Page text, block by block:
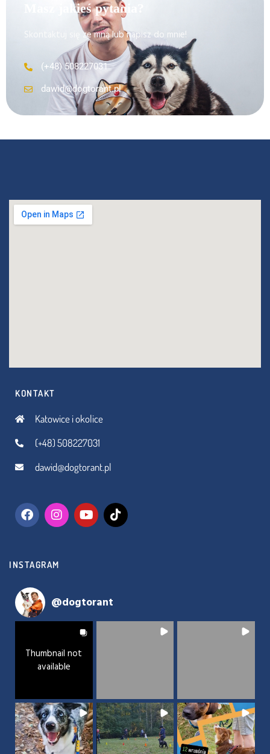
Masz jakieś pytania?
Skontaktuj się ze mną lub napisz do mnie!
(+48) 508227031
dawid@dogtorant.pl
KONTAKT
Katowice i okolice
(+48) 508227031
dawid@dogtorant.pl
INSTAGRAM
@dogtorant
Thumbnail not
available